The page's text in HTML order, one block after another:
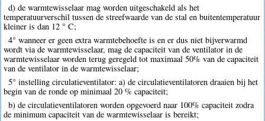
d) de warmtewisselaar mag worden uitgeschakeld als het
temperatuurverschil tussen de streefwaarde van de stal en buitentemperatuur
kleiner is dan 12 ° C;
4° wanneer er geen extra warmtebehoefte is en er dus niet bijverwarmd
wordt via de warmtewisselaar, mag de capaciteit van de ventilator in de
warmtewisselaar worden terug geregeld tot maximaal 50% van de capaciteit
van de ventilator in de warmtewisselaar;
5° instelling circulatieventilator: a) de circulatieventilatoren draaien bij het
begin van de ronde op minimaal 20 % capaciteit;
b) de circulatieventilatoren worden opgevoerd naar 100% capaciteit zodra
de minimum capaciteit van de warmtewisselaar is bereikt;